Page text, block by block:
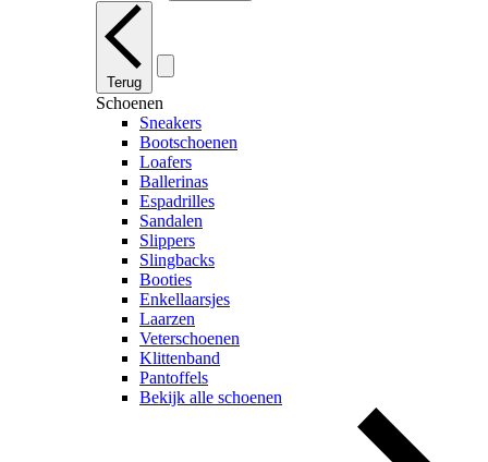
Terug
Schoenen
Sneakers
Bootschoenen
Loafers
Ballerinas
Espadrilles
Sandalen
Slippers
Slingbacks
Booties
Enkellaarsjes
Laarzen
Veterschoenen
Klittenband
Pantoffels
Bekijk alle schoenen